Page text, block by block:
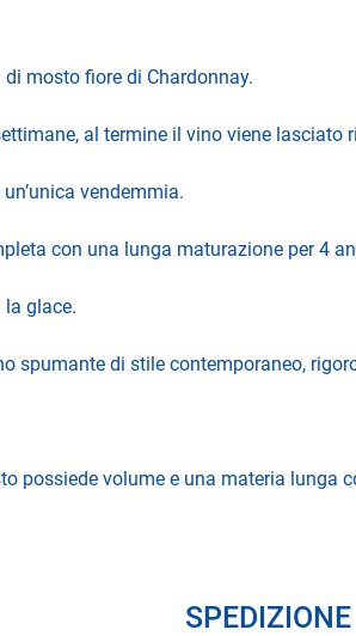
mosto fiore di Chardonnay.
al termine il vino viene lasciato
vendemmia.
con una lunga maturazione per 4
la glace.
spumante di stile contemporaneo,
volume e una materia lunga
SPEDIZIONE